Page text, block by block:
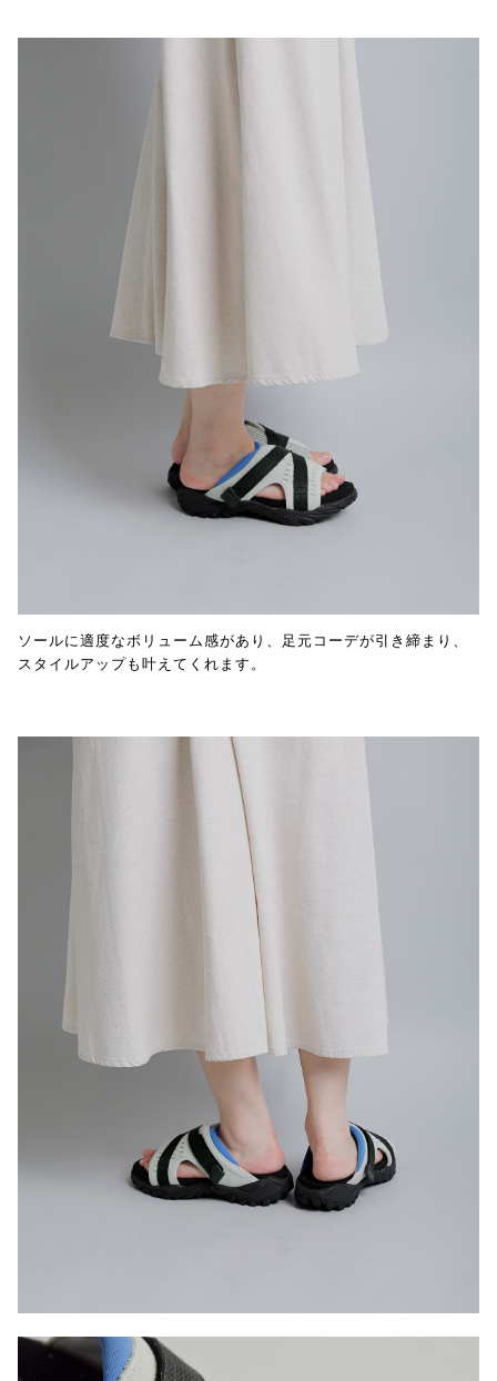
ソールに適度なボリューム感があり、足元コーデが引き締まり、
スタイルアップも叶えてくれます。